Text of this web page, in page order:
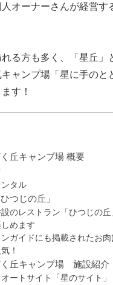
オーナーさんが経営す
る方も多く、「星丘」
ャンプ場「星に手のと
す！
丘キャンプ場 概要
タル
つじの丘」
のレストラン「ひつじの
めます
ンガイドにも掲載されたお
！
丘キャンプ場 施設紹介
ートサイト「星のサイト」